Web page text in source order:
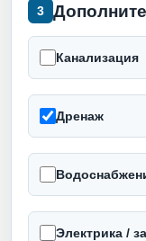
3
Канализация
Дренаж
Электрика /